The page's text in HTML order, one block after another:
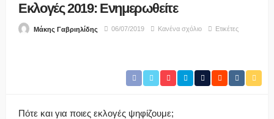
Εκλογές 2019: Ενημερωθείτε
Μάκης Γαβριηλίδης 06/07/2019 Κανένα σχόλιο Ετικέτες
Πότε και για ποιες εκλογές ψηφίζουμε;